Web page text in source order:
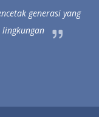
generasi yang